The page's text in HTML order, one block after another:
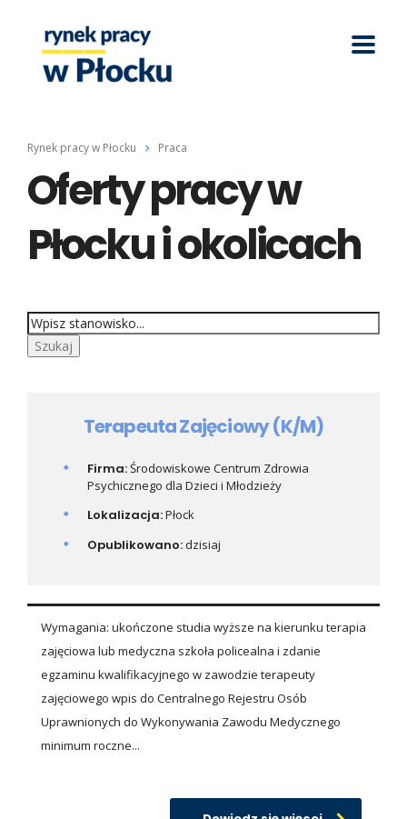
Rynek pracy w Płocku Praca
Oferty pracy w
Płocku i okolicach
Terapeuta Zajęciowy (K/M)
Firma:Środowiskowe Centrum Zdrowia
Psychicznego dla Dzieci i Młodzieży
Lokalizacja:Płock
Opublikowano:dzisiaj
Wymagania: ukończone studia wyższe na kierunku terapia
zajęciowa lub medyczna szkoła policealna i zdanie
egzaminu kwalifikacyjnego w zawodzie terapeuty
zajęciowego wpis do Centralnego Rejestru Osób
Uprawnionych do Wykonywania Zawodu Medycznego
minimum roczne...